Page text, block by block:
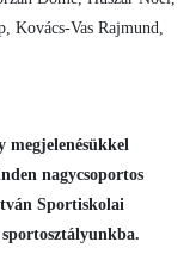
Kovács-Vas Rajmund,
megjelenésükkel
nagycsoportos
Sportiskolai